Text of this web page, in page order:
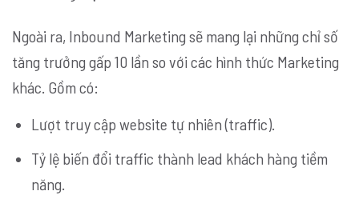
Ngoài ra, Inbound Marketing sẽ mang lại những chỉ số
tăng trưởng gấp 10 lần so với các hình thức Marketing
khác. Gồm có:
Lượt truy cập website tự nhiên (traffic).
Tỷ lệ biến đổi traffic thành lead khách hàng tiềm
năng.